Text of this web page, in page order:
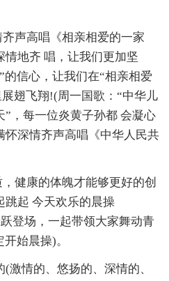
声高唱《相亲相爱的一家
地齐 唱，让我们更加坚
信心，让我们在“相亲相爱
翅飞翔!(周一国歌：“中华儿
，每一位炎黄子孙都 会凝心
怀深情齐声高唱《中华人民共
健康的体魄才能够更好的创
跳起 今天欢乐的晨操
登场，一起带领大家舞动青
始晨操)。
激情的、悠扬的、深情的、